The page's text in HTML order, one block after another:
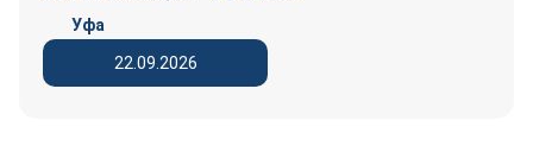
22.09.2026
Уфа